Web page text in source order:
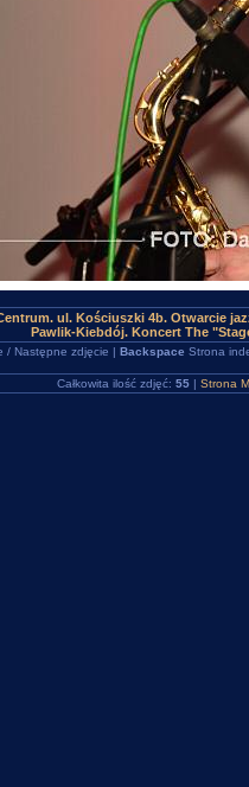
ul. Kościuszki 4b. Otwarcie
Pawlik-Kiebdój. Koncert The
/ Następne zdjęcie | Backspace Strona
Całkowita ilość zdjęć: 55 | Strona